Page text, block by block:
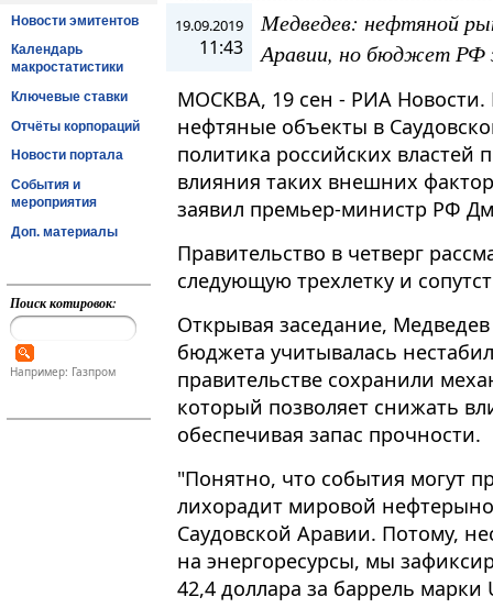
Новости эмитентов
Календарь
макростатистики
Ключевые ставки
Отчёты корпораций
Новости портала
События и
мероприятия
Доп. материалы
Поиск котировок:
Например: Газпром
19.09.2019
11:43
Медведев: нефтяной
Аравии, но бюджет РФ
МОСКВА, 19 сен - РИА
нефтяные объекты в
политика российских властей
влияния таких внешних
заявил премьер-министр РФ
Правительство в четверг
следующую трехлетку и
Открывая заседание,
бюджета учитывалась
правительстве сохранили
который позволяет снижать
обеспечивая запас прочности.
"Понятно, что события могут
лихорадит мировой
Саудовской Аравии. Потому,
на энергоресурсы, мы
42,4 доллара за баррель марки